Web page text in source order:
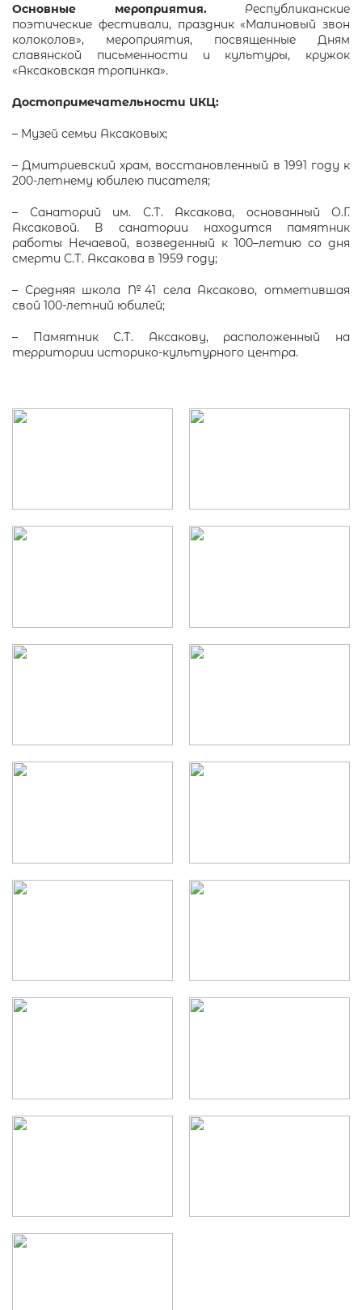
Основные мероприятия.Республиканские
поэтические фестивали, праздник «Малиновый звон
колоколов», мероприятия, посвященные Дням
славянской письменности и культуры, кружок
«Аксаковская тропинка».
Достопримечательности ИКЦ:
– Музей семьи Аксаковых;
– Дмитриевский храм, восстановленный в 1991 году к
200-летнему юбилею писателя;
– Санаторий им. С.Т. Аксакова, основанный О.Г.
Аксаковой. В санатории находится памятник
работы Нечаевой, возведенный к 100–летию со дня
смерти С.Т. Аксакова в 1959 году;
– Средняя школа №41 села Аксаково, отметившая
свой 100-летний юбилей;
– Памятник С.Т. Аксакову, расположенный на
территории историко-культурного центра.